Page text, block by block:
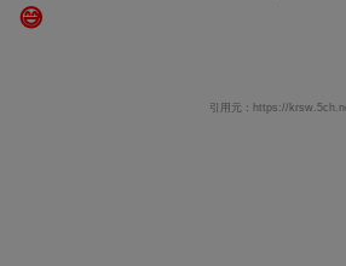
😅
引用元：https://